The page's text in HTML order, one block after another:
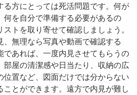
る方にとっては死活問題です。何が
何を自分で準備する必要があるの
トを取り寄せて確認しましょう。
、無理なら写真や動画で確認する
であれば、一度内見させてもらうの
部屋の清潔感や日当たり、収納の広
位置など、図面だけでは分からない
ことができます。遠方で内見が難し